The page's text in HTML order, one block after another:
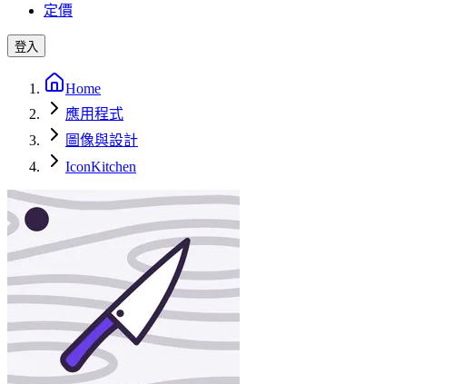
定價
登入
Home
應用程式
圖像與設計
IconKitchen